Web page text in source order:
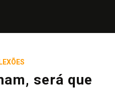
será que